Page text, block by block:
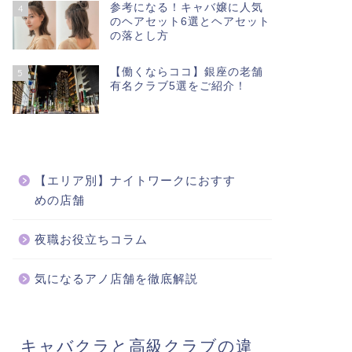
4
参考になる！キャバ嬢に人気
のヘアセット6選とヘアセット
の落とし方
5
【働くならココ】銀座の老舗
有名クラブ5選をご紹介！
【エリア別】ナイトワークにおすす
めの店舗
夜職お役立ちコラム
気になるアノ店舗を徹底解説
キャバクラと高級クラブの違